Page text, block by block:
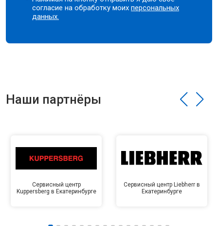
согласие на обработку моихперсональных
данных.
Наши партнёры
Сервисный центр
Kuppersberg в Екатеринбурге
Сервисный центр Liebherr в
Екатеринбурге